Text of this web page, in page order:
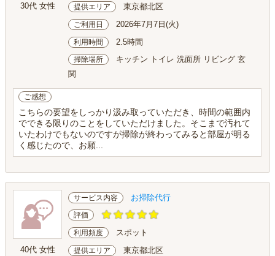
30代 女性 提供エリア 東京都北区
ご利用日 2026年7月7日(火)
利用時間 2.5時間
掃除場所
キッチン トイレ 洗面所 リビング 玄
関
ご感想
こちらの要望をしっかり汲み取っていただき、時間の範囲内
でできる限りのことをしていただけました。そこまで汚れて
いたわけでもないのですが掃除が終わってみると部屋が明る
く感じたので、お願...
40代 女性
サービス内容 お掃除代行
評価
利用頻度 スポット
提供エリア 東京都北区